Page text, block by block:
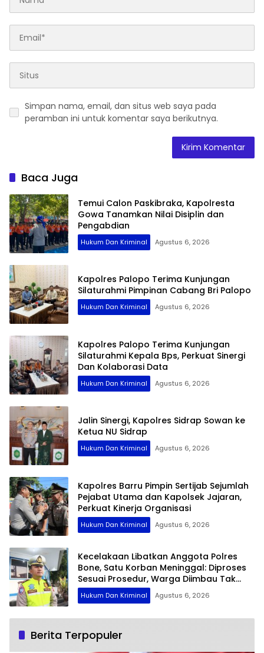
Simpan nama, email, dan situs web saya pada
peramban ini untuk komentar saya berikutnya.
Baca Juga
Temui Calon Paskibraka, Kapolresta
Gowa Tanamkan Nilai Disiplin dan
Pengabdian
Hukum Dan Kriminal Agustus 6, 2026
Kapolres Palopo Terima Kunjungan
Silaturahmi Pimpinan Cabang Bri Palopo
Hukum Dan Kriminal Agustus 6, 2026
Kapolres Palopo Terima Kunjungan
Silaturahmi Kepala Bps, Perkuat Sinergi
Dan Kolaborasi Data
Hukum Dan Kriminal Agustus 6, 2026
Jalin Sinergi, Kapolres Sidrap Sowan ke
Ketua NU Sidrap
Hukum Dan Kriminal Agustus 6, 2026
Kapolres Barru Pimpin Sertijab Sejumlah
Pejabat Utama dan Kapolsek Jajaran,
Perkuat Kinerja Organisasi
Hukum Dan Kriminal Agustus 6, 2026
Kecelakaan Libatkan Anggota Polres
Bone, Satu Korban Meninggal: Diproses
Sesuai Prosedur, Warga Diimbau Tak
Berspekulasi
Hukum Dan Kriminal Agustus 6, 2026
Berita Terpopuler